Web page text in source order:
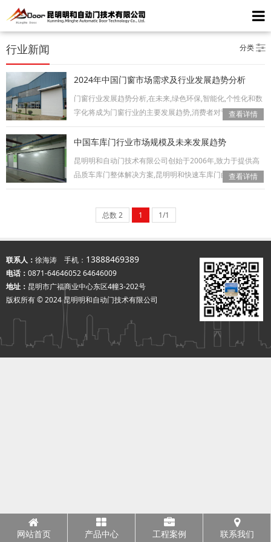
分类
行业新闻
2024年中国门窗市场需求及行业发展趋势分析
门窗行业发展趋势分析,在未来,绿色环保,智能化,个性化和数
字化将成为门窗行业的主要发展趋势,消费者对节能环保,智
能化…
查看详情
中国车库门行业市场规模及未来发展趋势
昆明明和自动门技术有限公司创始于2006年,致力于提供高
品质车库门整体解决方案,昆明明和快速车库门由专用电机提
供动力…
查看详情
总数 2 1 1/1
联系人： 徐海涛 手机： 13888469389
电话： 0871-64646052 64646009
地址： 昆明市广福商业中心东区4幢3-202号
版权所有 © 2024 昆明明和自动门技术有限公司
网站首页 产品中心 工程案例 联系我们